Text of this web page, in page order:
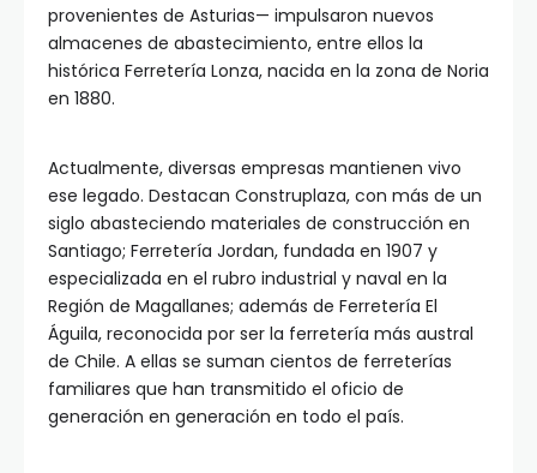
provenientes de Asturias— impulsaron nuevos
almacenes de abastecimiento, entre ellos la
histórica Ferretería Lonza, nacida en la zona de Noria
en 1880.
Actualmente, diversas empresas mantienen vivo
ese legado. Destacan Construplaza, con más de un
siglo abasteciendo materiales de construcción en
Santiago; Ferretería Jordan, fundada en 1907 y
especializada en el rubro industrial y naval en la
Región de Magallanes; además de Ferretería El
Águila, reconocida por ser la ferretería más austral
de Chile. A ellas se suman cientos de ferreterías
familiares que han transmitido el oficio de
generación en generación en todo el país.